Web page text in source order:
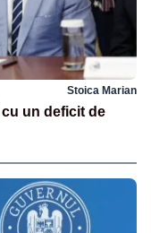
Stoica Marian
un deficit de